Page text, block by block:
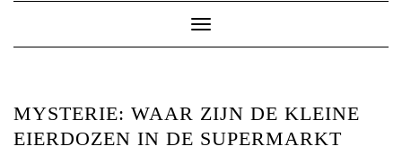
Toggle
Navigation
MYSTERIE: WAAR ZIJN DE KLEINE
EIERDOZEN IN DE SUPERMARKT